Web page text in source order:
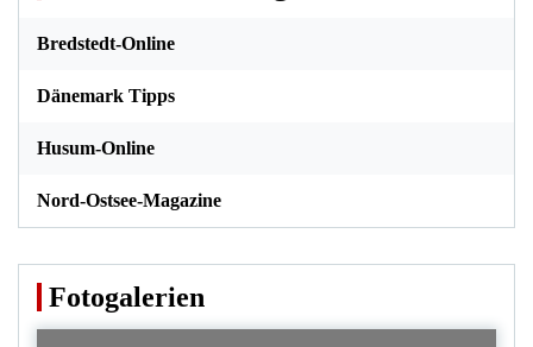
Bredstedt-Online
Dänemark Tipps
Husum-Online
Nord-Ostsee-Magazine
Fotogalerien